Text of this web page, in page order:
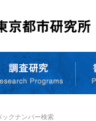
クナンバー検索